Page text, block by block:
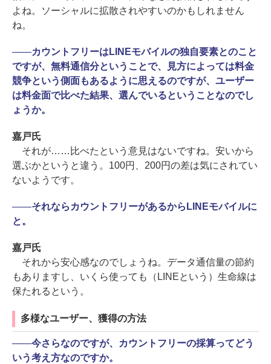
よね。ソーシャルに拡散されやすいのかもしれません
ね。
――カウントフリーはLINEモバイルの独自要素とのこと
ですが、無料通信分ということで、見方によっては料金
競争という側面もあるように思えるのですが、ユーザー
は料金面で比べた結果、選んでいるということなのでし
ょうか。
嘉戸氏
それが……比べたという意見はないですね。安いから
選ぶかというと違う。100円、200円の差は気にされてい
ないようです。
――それならカウントフリーがあるからLINEモバイルに
と。
嘉戸氏
それから安心感なのでしょうね。データ通信量の節約
もありますし、いくら使っても（LINEという）生命線は
保たれるという。
多様なユーザー、獲得の方法
――今さらなのですが、カウントフリーの採算ってどう
いう考え方なのですか。